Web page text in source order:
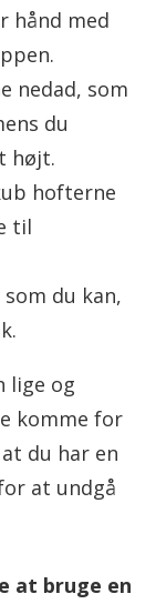
hånd med
nedad, som
du
højt.
hofterne
til
du kan,
lige og
komme for
du har en
at undgå
at bruge en